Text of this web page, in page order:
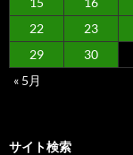
22
23
29
30
« 5月
サイト検索